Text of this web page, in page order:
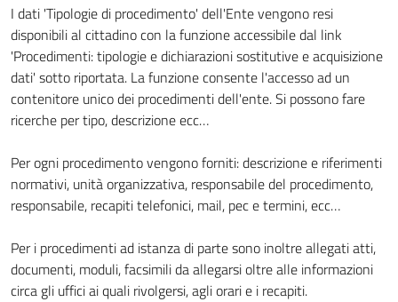
I dati 'Tipologie di procedimento' dell'Ente vengono resi
disponibili al cittadino con la funzione accessibile dal link
'Procedimenti: tipologie e dichiarazioni sostitutive e acquisizione
dati' sotto riportata. La funzione consente l'accesso ad un
contenitore unico dei procedimenti dell'ente. Si possono fare
ricerche per tipo, descrizione ecc…
Per ogni procedimento vengono forniti: descrizione e riferimenti
normativi, unità organizzativa, responsabile del procedimento,
responsabile, recapiti telefonici, mail, pec e termini, ecc…
Per i procedimenti ad istanza di parte sono inoltre allegati atti,
documenti, moduli, facsimili da allegarsi oltre alle informazioni
circa gli uffici ai quali rivolgersi, agli orari e i recapiti.